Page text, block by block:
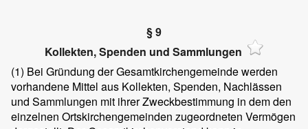
§ 9
Kollekten, Spenden und Sammlungen
(1) Bei Gründung der Gesamtkirchengemeinde werden
vorhandene Mittel aus Kollekten, Spenden, Nachlässen
und Sammlungen mit ihrer Zweckbestimmung in dem den
einzelnen Ortskirchengemeinden zugeordneten Vermögen